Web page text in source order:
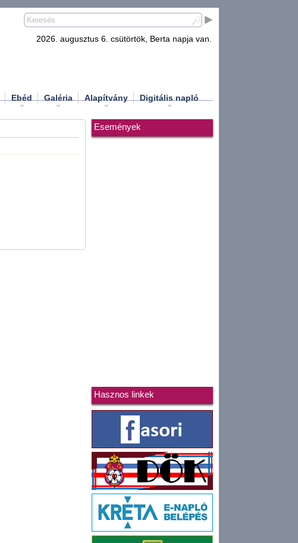
2026. augusztus 6. csütörtök, Berta napja van.
Ebéd Galéria Alapítvány Digitális napló
Események
Hasznos linkek